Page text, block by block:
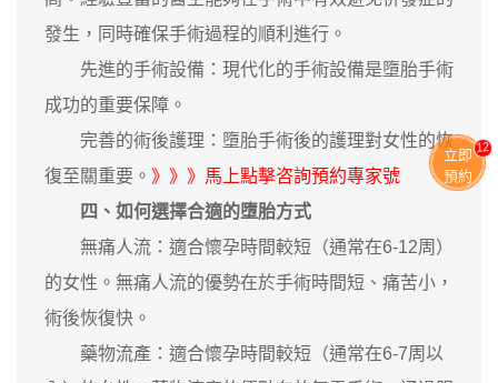
發生，同時確保手術過程的順利進行。
先進的手術設備：現代化的手術設備是墮胎手術
成功的重要保障。
完善的術後護理：墮胎手術後的護理對女性的恢
復至關重要。 》》》馬上點擊咨詢預約專家號
四、如何選擇合適的墮胎方式
無痛人流：適合懷孕時間較短（通常在6-12周）
的女性。無痛人流的優勢在於手術時間短、痛苦小，
術後恢復快。
藥物流產：適合懷孕時間較短（通常在6-7周以
立即
預約
13